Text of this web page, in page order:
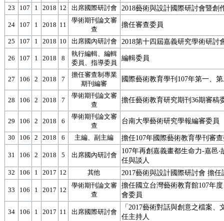
23 107 1 2018 12 出席國際研討會 2018藝術與設計國際研討會暨創
24 107 1 2018 11
學術期刊論文審
查
擔任審查委員
25 107 1 2018 10 出席國內研討會 2018第十四屆嘉義研究學術研討
26 107 1 2018 8
執行編輯、編輯
委員、指導委員
編輯委員
27 106 2 2018 7
擔任審查制專業
期刊編審
國際藝術教育學刊107年第一、
28 106 2 2018 7
學術期刊論文審
查
擔任藝術教育研究期刊36期審稿
29 106 2 2018 6
學術期刊論文審
查
台南大學藝術研究學報編審委員
30 106 2 2018 6 主編、副主編 擔任107年國際藝術教育學刊審
31 106 2 2018 5 出席國內研討會
107年再創嘉義畫都生命力-嘉邑
任與談人
32 106 1 2017 12 其他 2017藝術與設計國際研討會 擔
33 106 1 2017 12
學術期刊論文審
查
擔任國立台灣藝術教育館107年
會委員
34 106 1 2017 11 出席國際研討會
「2017藝術對話與創意之檔案
任主持人